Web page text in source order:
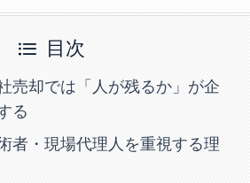
目次
売却では「人が残るか」が企
る
者・現場代理人を重視する理